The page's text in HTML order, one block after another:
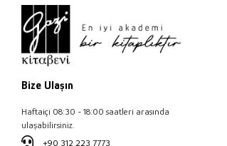
Bize Ulaşın
Haftaiçi 08:30 - 18:00 saatleri arasında
ulaşabilirsiniz.
+90 312 223 7773